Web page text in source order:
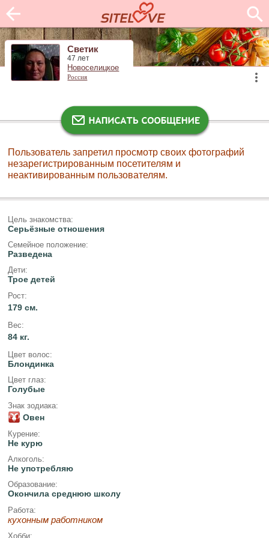
Светик
47 лет
Новоселицкое
Россия
Пользователь запретил просмотр своих фотографий
незарегистрированным посетителям и
неактивированным пользователям.
Цель знакомства:
Серьёзные отношения
Семейное положение:
Разведена
Дети:
Трое детей
Рост:
179 см.
Вес:
84 кг.
Цвет волос:
Блондинка
Цвет глаз:
Голубые
Знак зодиака:
Овен
Курение:
Не курю
Алкоголь:
Не употребляю
Образование:
Окончила среднюю школу
Работа:
кухонным работником
Хобби: